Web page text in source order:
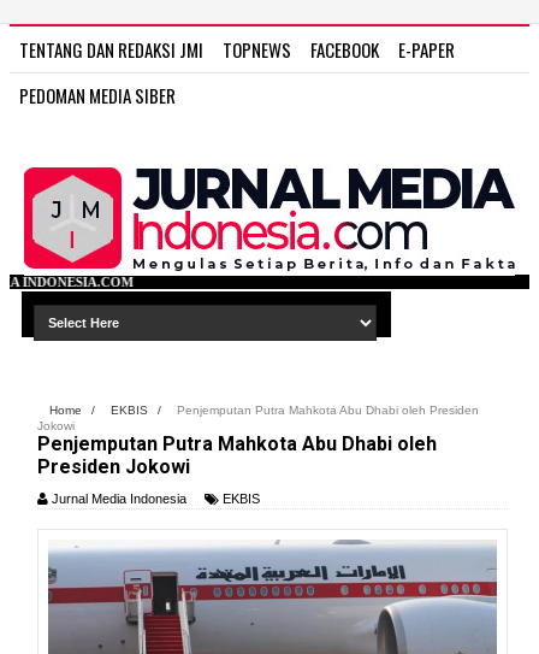
TENTANG DAN REDAKSI JMI TOPNEWS FACEBOOK
E-PAPER
PEDOMAN MEDIA SIBER
Home / EKBIS /
Penjemputan Putra Mahkota Abu Dhabi oleh Presiden
Jokowi
Penjemputan Putra Mahkota Abu Dhabi oleh
Presiden Jokowi
Jurnal Media Indonesia EKBIS